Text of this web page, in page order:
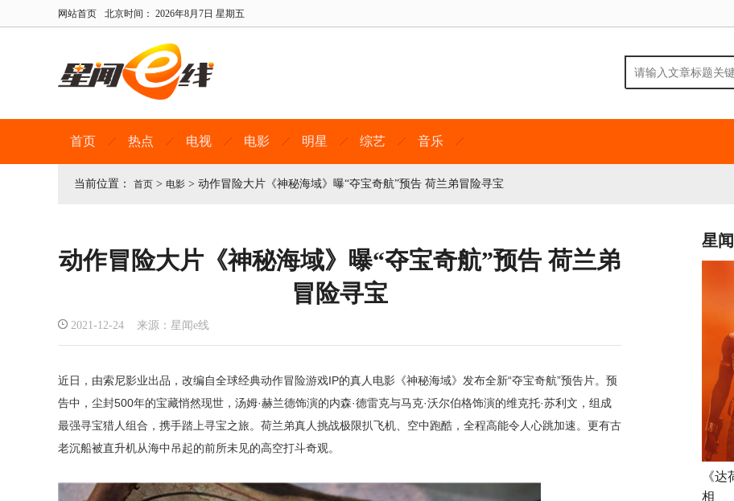
网站首页 北京时间： 2026年8月7日 星期五
首页 热点 电视 电影 明星 综艺 音乐
当前位置： 首页 > 电影 > 动作冒险大片《神秘海域》曝“夺宝奇航”预告 荷兰弟冒险寻宝
动作冒险大片《神秘海域》曝“夺宝奇航”预告 荷兰弟
冒险寻宝
2021-12-24 来源：星闻e线
近日，由索尼影业出品，改编自全球经典动作冒险游戏IP的真人电影《神秘海域》发布全新“夺宝奇航”预告片。预
告中，尘封500年的宝藏悄然现世，汤姆·赫兰德饰演的内森·德雷克与马克·沃尔伯格饰演的维克托·苏利文 ，组成
最强寻宝猎人组合，携手踏上寻宝之旅。荷兰弟真人挑战极限扒飞机、空中跑酷，全程高能令人心跳加速。更有古
老沉船被直升机从海中吊起的前所未见的高空打斗奇观。
星
《
相